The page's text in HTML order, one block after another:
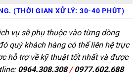
(THỜI GIAN XỬ LÝ: 30-40 PHÚT)
vụ sẽ phụ thuộc vào từng dòng
quý khách hàng có thể liên hệ trực
hỗ trợ về kỹ thuật tốt nhất và được
0964.308.308/0977.602.688